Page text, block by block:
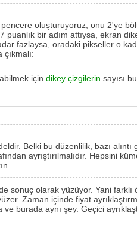
oluşturuyoruz, onu 2'ye
bir adım attıysa, ekran
fazlaysa, oradaki pikseller o
için dikey çizgilerin sayısı
Belki bu düzenlilik, bazı
ayrıştırılmalıdır. Hepsini
sonuç olarak yüzüyor. Yani
Zaman içinde fiyat
burada aynı şey. Geçici